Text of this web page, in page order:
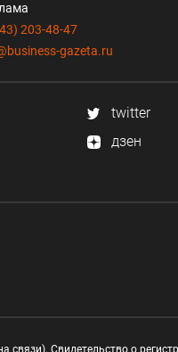
203-48-47
gazeta.ru
twitter
дзен
связи). Свидетельство о